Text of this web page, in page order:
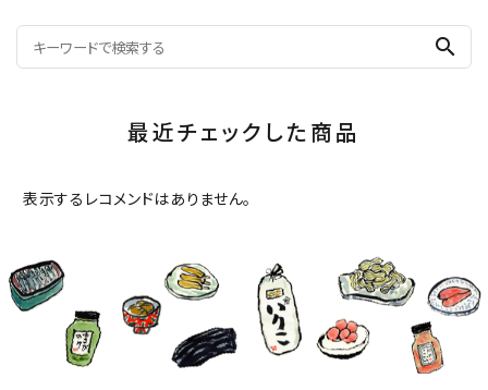
search
最近チェックした商品
表示するレコメンドはありません。